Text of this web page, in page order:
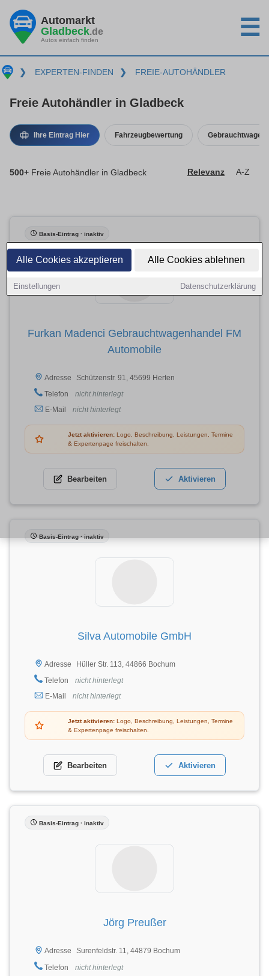
Alle Cookies akzeptieren Alle Cookies ablehnen
Einstellungen Datenschutzerklärung
Automarkt
Gladbeck.de
Autos einfach finden ☰
❯ EXPERTEN-FINDEN ❯ FREIE-AUTOHÄNDLER
Freie Autohändler in Gladbeck
Ihre Eintrag Hier Fahrzeugbewertung
500+ Freie Autohändler in Gladbeck Relevanz A-Z
Basis-Eintrag · inaktiv
Furkan Madenci Gebrauchtwagenhandel FM
Automobile
Adresse
Schützenstr. 91, 45699 Herten
Telefon
nicht hinterlegt
E-Mail
nicht hinterlegt
Jetzt aktivieren: Logo, Beschreibung, Leistungen, Termine
& Expertenpage freischalten.
Bearbeiten Aktivieren
Basis-Eintrag · inaktiv
Silva Automobile GmbH
Adresse
Hüller Str. 113, 44866 Bochum
Telefon
nicht hinterlegt
E-Mail
nicht hinterlegt
Jetzt aktivieren: Logo, Beschreibung, Leistungen, Termine
& Expertenpage freischalten.
Bearbeiten Aktivieren
Basis-Eintrag · inaktiv
Jörg Preußer
Adresse
Surenfeldstr. 11, 44879 Bochum
Telefon
nicht hinterlegt